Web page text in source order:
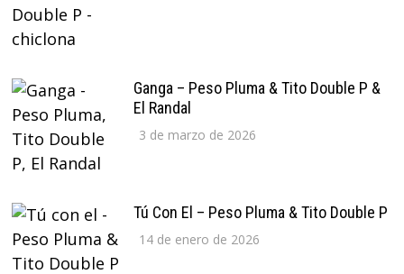
Ganga – Peso Pluma & Tito Double P &
El Randal
3 de marzo de 2026
Tú Con El – Peso Pluma & Tito Double P
14 de enero de 2026